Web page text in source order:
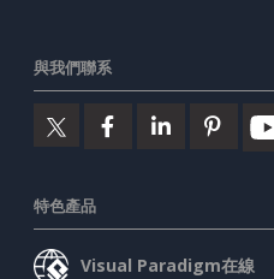
與我們聯系
特色產品
Visual Paradigm在線